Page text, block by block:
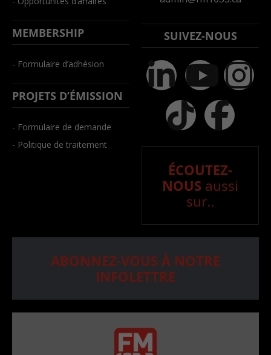
MEMBERSHIP
- Formulaire d’adhésion
PROJETS D’ÉMISSION
- Formulaire de demande
- Politique de traitement
SUIVEZ-NOUS
ÉCOUTEZ-
NOUS aussi
sur..
ABONNEZ-VOUS À NOTRE
INFOLETTRE